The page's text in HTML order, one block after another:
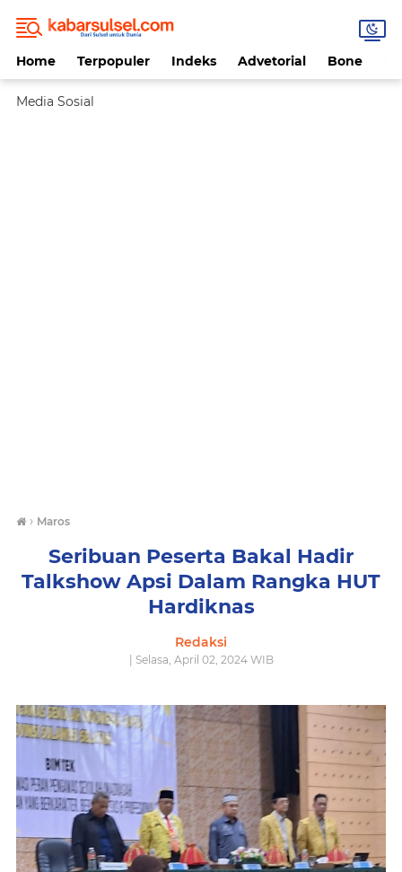
Home Terpopuler Indeks Advetorial Bone
Media Sosial
› Maros
Seribuan Peserta Bakal Hadir
Talkshow Apsi Dalam Rangka HUT
Hardiknas
Redaksi
| Selasa, April 02, 2024 WIB